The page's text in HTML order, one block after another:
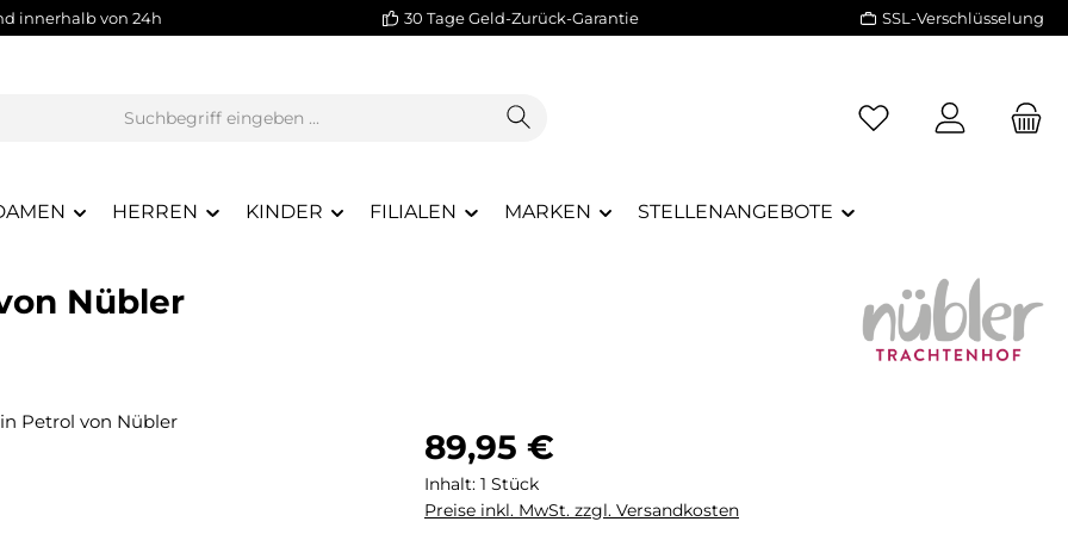
innerhalb von 24h 30 Tage Geld-Zurück-Garantie SSL-Verschlüsselung
HERREN KINDER FILIALEN MARKEN STELLENANGEBOTE
Nübler
Regulärer Preis:
89,95 €
Inhalt: 1 Stück
Preise inkl. MwSt. zzgl. Versandkosten